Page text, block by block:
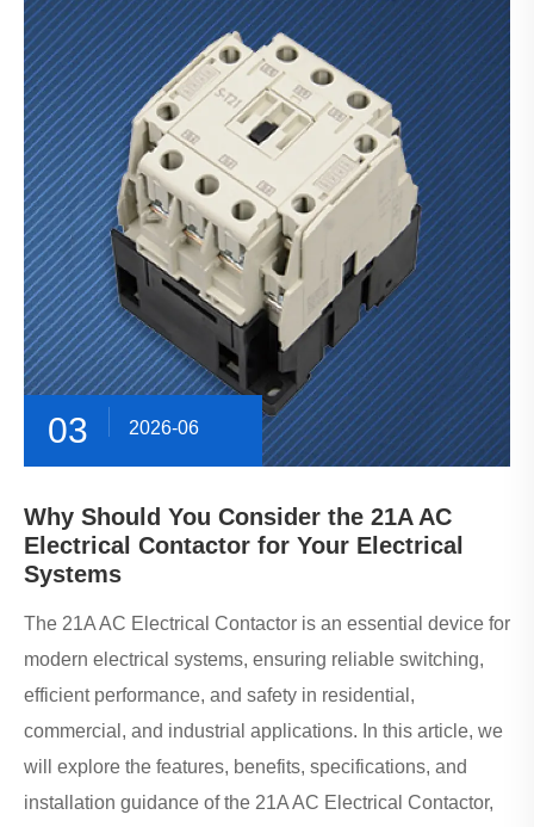
03 2026-06
Why Should You Consider the 21A AC
Electrical Contactor for Your Electrical
Systems
The 21A AC Electrical Contactor is an essential device for
modern electrical systems, ensuring reliable switching,
efficient performance, and safety in residential,
commercial, and industrial applications. In this article, we
will explore the features, benefits, specifications, and
installation guidance of the 21A AC Electrical Contactor,